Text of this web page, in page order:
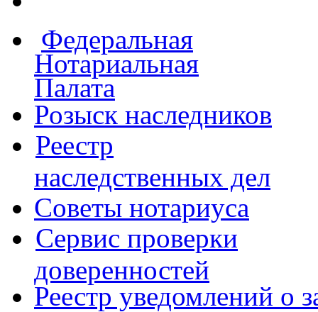
Федеральная
Нотариальная
Палата
Розыск наследников
Реестр
наследственных дел
Советы нотариуса
Сервис проверки
доверенностей
Реестр уведомлений о